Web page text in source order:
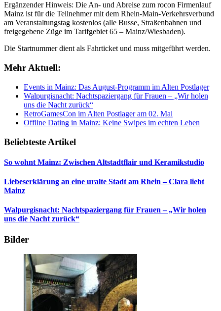
Ergänzender Hinweis: Die An- und Abreise zum rocon Firmenlauf
Mainz ist für die Teilnehmer mit dem Rhein-Main-Verkehrsverbund
am Veranstaltungstag kostenlos (alle Busse, Straßenbahnen und
freigegebene Züge im Tarifgebiet 65 – Mainz/Wiesbaden).
Die Startnummer dient als Fahrticket und muss mitgeführt werden.
Mehr Aktuell:
Events in Mainz: Das August-Programm im Alten Postlager
Walpurgisnacht: Nachtspaziergang für Frauen – „Wir holen
uns die Nacht zurück“
RetroGamesCon im Alten Postlager am 02. Mai
Offline Dating in Mainz: Keine Swipes im echten Leben
Beliebteste Artikel
So wohnt Mainz: Zwischen Altstadtflair und Keramikstudio
Liebeserklärung an eine uralte Stadt am Rhein – Clara liebt
Mainz
Walpurgisnacht: Nachtspaziergang für Frauen – „Wir holen
uns die Nacht zurück“
Bilder